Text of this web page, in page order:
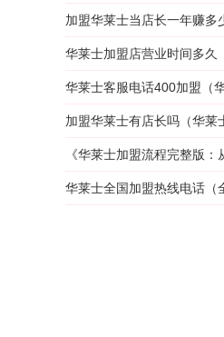
莱士利润怎样）
加盟华莱士当店长一年赚多
莱士店长入股分成）
华莱士加盟店营业时间多久
的加盟店增长图）
华莱士客服电话400加盟（
电话）
加盟华莱士有店长吗（华莱
股骗局）
《华莱士加盟流程完整版：
开业仅需 6 步》
华莱士全国加盟热线电话（